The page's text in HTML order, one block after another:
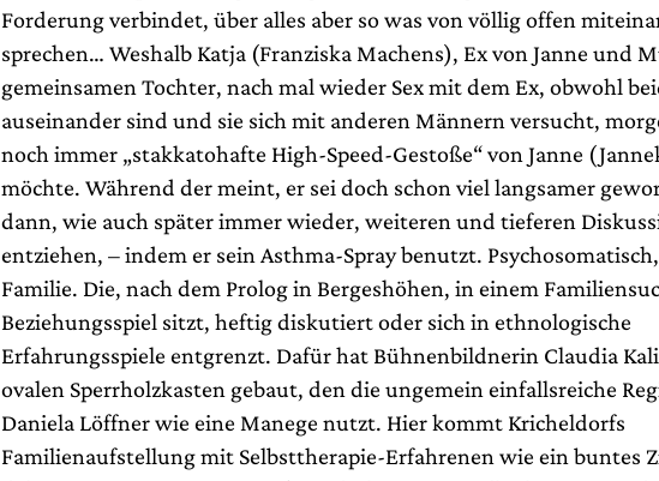
Forderung verbindet, über alles aber so was von völlig offen
sprechen… Weshalb Katja (Franziska Machens), Ex von Janne und
gemeinsamen Tochter, nach mal wieder Sex mit dem Ex, obwohl
auseinander sind und sie sich mit anderen Männern versucht,
noch immer „stakkatohafte High-Speed-Gestoße“ von Janne
möchte. Während der meint, er sei doch schon viel langsamer
dann, wie auch später immer wieder, weiteren und tieferen
entziehen, – indem er sein Asthma-Spray benutzt.
Familie. Die, nach dem Prolog in Bergeshöhen, in einem
Beziehungsspiel sitzt, heftig diskutiert oder sich in ethnologische
Erfahrungsspiele entgrenzt. Dafür hat Bühnenbildnerin Claudia
ovalen Sperrholzkasten gebaut, den die ungemein einfallsreiche
Daniela Löffner wie eine Manege nutzt. Hier kommt Kricheldorfs
Familienaufstellung mit Selbsttherapie-Erfahrenen wie ein buntes